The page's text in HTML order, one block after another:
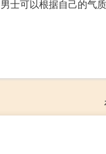
士可以根据自己的气